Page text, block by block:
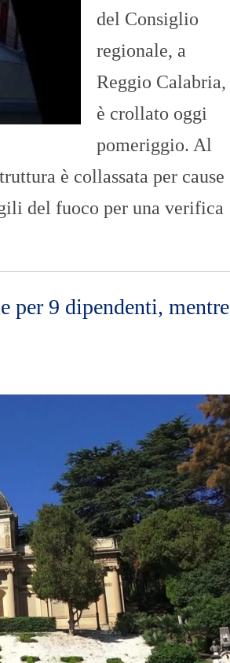
del Consiglio
regionale, a
Reggio Calabria,
è crollato oggi
pomeriggio. Al
è collassata per cause
del fuoco per una verifica
per 9 dipendenti, mentre